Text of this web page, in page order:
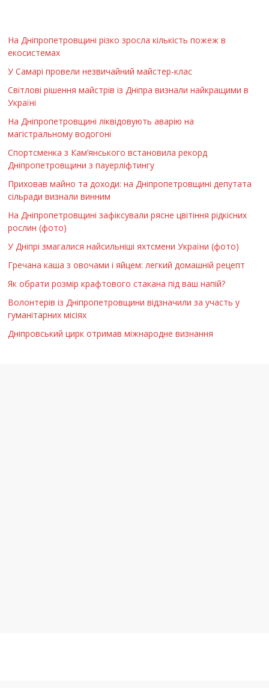
На Дніпропетровщині різко зросла кількість пожеж в
екосистемах
У Самарі провели незвичайний майстер-клас
Світлові рішення майстрів із Дніпра визнали найкращими в
Україні
На Дніпропетровщині ліквідовують аварію на
магістральному водогоні
Спортсменка з Кам’янського встановила рекорд
Дніпропетровщини з пауерліфтингу
Приховав майно та доходи: на Дніпропетровщині депутата
сільради визнали винним
На Дніпропетровщині зафіксували рясне цвітіння рідкісних
рослин (фото)
У Дніпрі змагалися найсильніші яхтсмени України (фото)
Гречана каша з овочами і яйцем: легкий домашній рецепт
Як обрати розмір крафтового стакана під ваш напій?
Волонтерів із Дніпропетровщини відзначили за участь у
гуманітарних місіях
Дніпровський цирк отримав міжнародне визнання